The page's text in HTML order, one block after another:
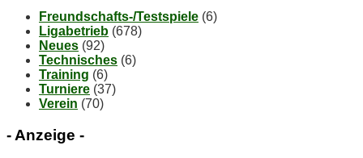
Freundschafts-/Testspiele (6)
Ligabetrieb (678)
Neues (92)
Technisches (6)
Training (6)
Turniere (37)
Verein (70)
- An­zei­ge -